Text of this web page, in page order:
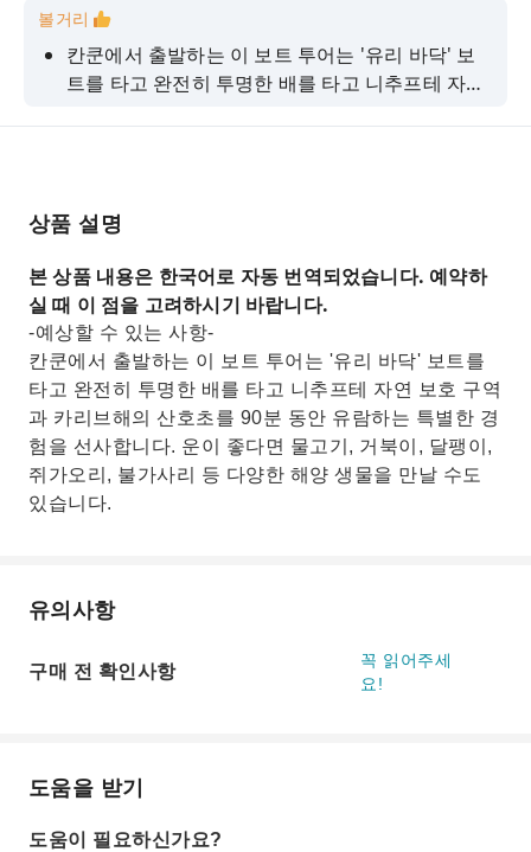
볼거리
칸쿤에서 출발하는 이 보트 투어는 '유리 바닥' 보
트를 타고 완전히 투명한 배를 타고 니추프테 자연
상품 설명
본 상품 내용은 한국어로 자동 번역되었습니다. 예약하
실 때 이 점을 고려하시기 바랍니다.
-예상할 수 있는 사항-
칸쿤에서 출발하는 이 보트 투어는 '유리 바닥' 보트를
타고 완전히 투명한 배를 타고 니추프테 자연 보호 구역
과 카리브해의 산호초를 90분 동안 유람하는 특별한 경
험을 선사합니다. 운이 좋다면 물고기, 거북이, 달팽이,
쥐가오리, 불가사리 등 다양한 해양 생물을 만날 수도
있습니다.
유의사항
구매 전 확인사항
꼭 읽어주세
요!
도움을 받기
도움이 필요하신가요?